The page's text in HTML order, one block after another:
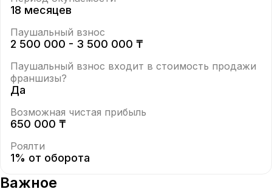
18 месяцев
Паушальный взнос
2 500 000 - 3 500 000 ₸
Паушальный взнос входит в стоимость продажи
франшизы?
Да
Возможная чистая прибыль
650 000 ₸
Роялти
1% от оборота
Важное